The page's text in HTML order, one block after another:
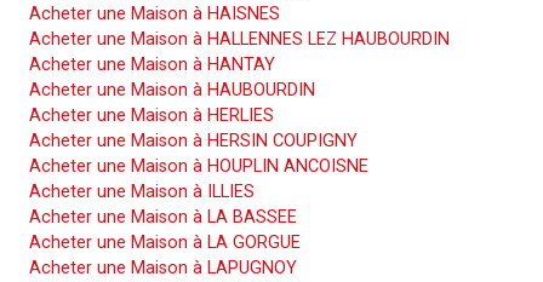
Acheter une Maison à HAISNES
Acheter une Maison à HALLENNES LEZ HAUBOURDIN
Acheter une Maison à HANTAY
Acheter une Maison à HAUBOURDIN
Acheter une Maison à HERLIES
Acheter une Maison à HERSIN COUPIGNY
Acheter une Maison à HOUPLIN ANCOISNE
Acheter une Maison à ILLIES
Acheter une Maison à LA BASSEE
Acheter une Maison à LA GORGUE
Acheter une Maison à LAPUGNOY